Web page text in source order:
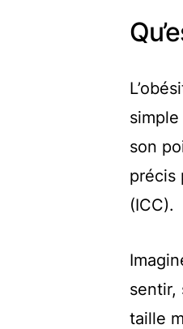
son
précis
(ICC).
sentir,
taille